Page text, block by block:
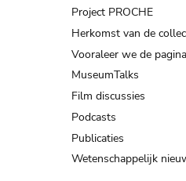
Project PROCHE
Herkomst van de
Vooraleer we de
MuseumTalks
Film discussies
Podcasts
Publicaties
Wetenschappelijk